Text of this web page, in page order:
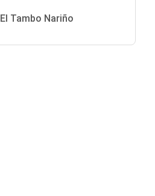
El Tambo Nariño